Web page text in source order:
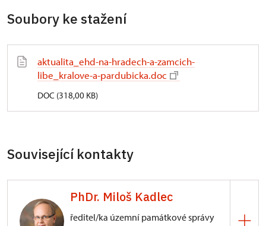
Soubory ke stažení
aktualita_ehd-na-hradech-a-zamcich-
libe_kralove-a-pardubicka.doc
DOC (318,00 KB)
Související kontakty
PhDr. Miloš Kadlec
ředitel/ka územní památkové správy